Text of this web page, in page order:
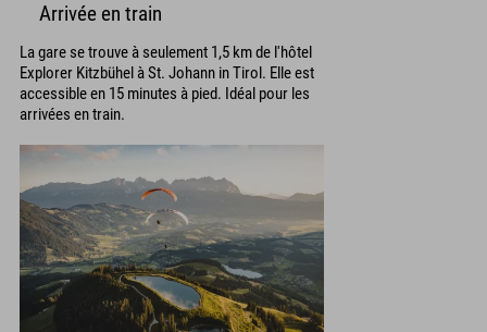
Arrivée en train
La gare se trouve à seulement 1,5 km de l'hôtel
Explorer Kitzbühel à St. Johann in Tirol. Elle est
accessible en 15 minutes à pied. Idéal pour les
arrivées en train.